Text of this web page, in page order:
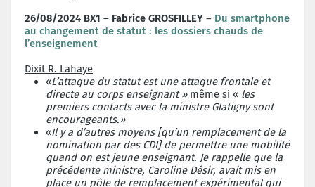
26/08/2024 BX1 – Fabrice GROSFILLEY – Du smartphone
au changement de statut : les dossiers chauds de
l’enseignement
Dixit R. Lahaye
«L’attaque du statut est une attaque frontale et
directe au corps enseignant » même si « les
premiers contacts avec la ministre Glatigny sont
encourageants.»
«Il y a d’autres moyens [qu’un remplacement de la
nomination par des CDI] de permettre une mobilité
quand on est jeune enseignant. Je rappelle que la
précédente ministre, Caroline Désir, avait mis en
place un pôle de remplacement expérimental qui